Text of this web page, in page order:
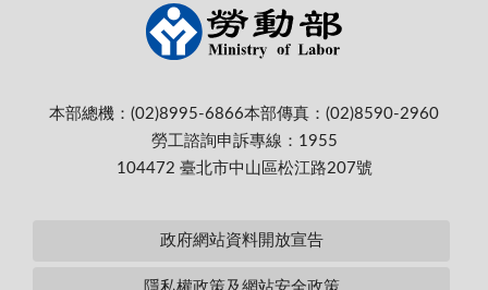
本部總機：(02)8995-6866本部傳真：(02)8590-2960
勞工諮詢申訴專線：1955
104472 臺北市中山區松江路207號
政府網站資料開放宣告